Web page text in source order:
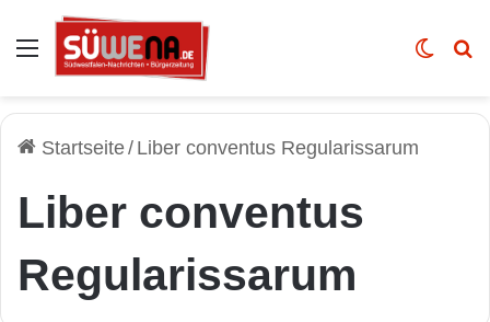
Auswahl Skin
Startseite/ Liber conventus Regularissarum
Liber conventus
Regularissarum